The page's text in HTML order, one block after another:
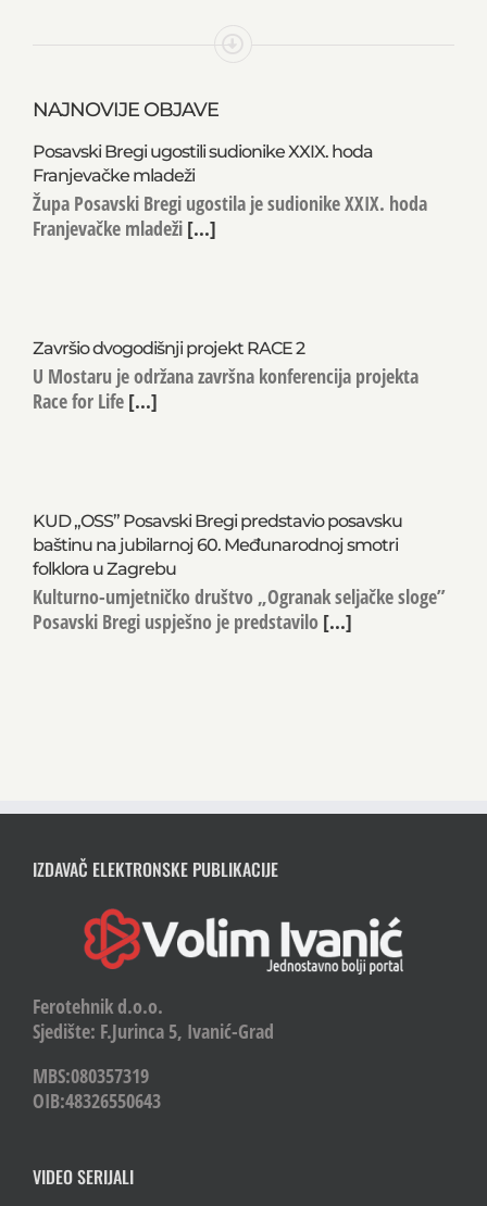
NAJNOVIJE OBJAVE
Posavski Bregi ugostili sudionike XXIX. hoda
Franjevačke mladeži
Župa Posavski Bregi ugostila je sudionike XXIX. hoda
Franjevačke mladeži [...]
Završio dvogodišnji projekt RACE 2
U Mostaru je održana završna konferencija projekta
Race for Life [...]
KUD „OSS” Posavski Bregi predstavio posavsku
baštinu na jubilarnoj 60. Međunarodnoj smotri
folklora u Zagrebu
Kulturno-umjetničko društvo „Ogranak seljačke sloge”
Posavski Bregi uspješno je predstavilo [...]
IZDAVAČ ELEKTRONSKE PUBLIKACIJE
Ferotehnik d.o.o.
Sjedište: F.Jurinca 5, Ivanić-Grad
MBS:080357319
OIB:48326550643
VIDEO SERIJALI